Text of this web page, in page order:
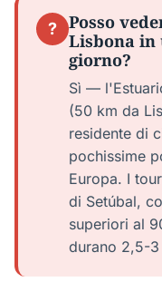
?
Posso
Lisbona in
giorno?
Sì —
(50 km da
residente di
pochissime
Europa. I
di Setúbal,
superiori al
durano 2,5-3